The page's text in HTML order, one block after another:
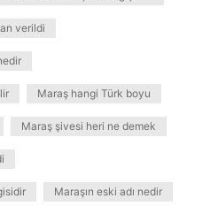
verildi
Maraş hangi Türk boyu
Maraş şivesi heri ne demek
Maraşın eski adı nedir